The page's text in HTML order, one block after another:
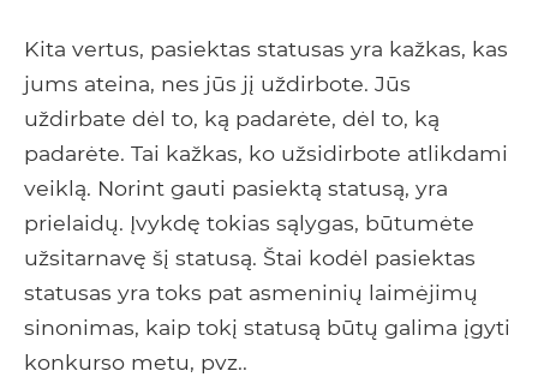
Kita vertus, pasiektas statusas yra kažkas, kas
jums ateina, nes jūs jį uždirbote. Jūs
uždirbate dėl to, ką padarėte, dėl to, ką
padarėte. Tai kažkas, ko užsidirbote atlikdami
veiklą. Norint gauti pasiektą statusą, yra
prielaidų. Įvykdę tokias sąlygas, būtumėte
užsitarnavę šį statusą. Štai kodėl pasiektas
statusas yra toks pat asmeninių laimėjimų
sinonimas, kaip tokį statusą būtų galima įgyti
konkurso metu, pvz..